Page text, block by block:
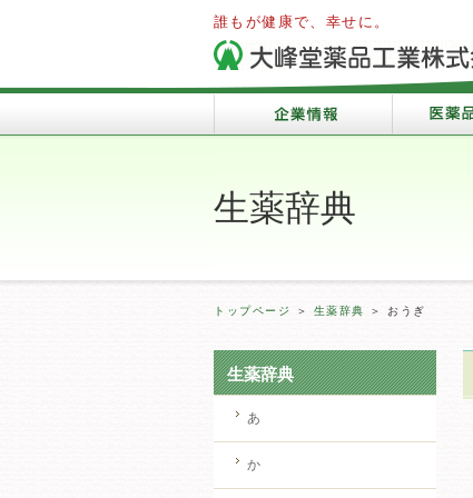
誰もが健康で、幸せに。
生薬辞典
トップページ ＞ 生薬辞典 ＞ おうぎ
生薬辞典
あ
か